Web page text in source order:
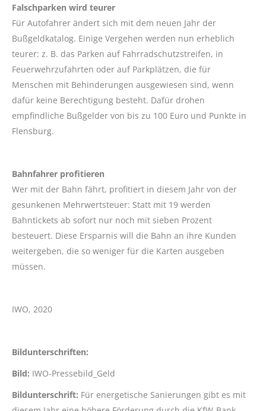
Falschparken wird teurer
Für Autofahrer ändert sich mit dem neuen Jahr der
Bußgeldkatalog. Einige Vergehen werden nun erheblich
teurer: z. B. das Parken auf Fahrradschutzstreifen, in
Feuerwehrzufahrten oder auf Parkplätzen, die für
Menschen mit Behinderungen ausgewiesen sind, wenn
dafür keine Berechtigung besteht. Dafür drohen
empfindliche Bußgelder von bis zu 100 Euro und Punkte in
Flensburg.
Bahnfahrer profitieren
Wer mit der Bahn fährt, profitiert in diesem Jahr von der
gesunkenen Mehrwertsteuer: Statt mit 19 werden
Bahntickets ab sofort nur noch mit sieben Prozent
besteuert. Diese Ersparnis will die Bahn an ihre Kunden
weitergeben, die so weniger für die Karten ausgeben
müssen.
IWO, 2020
Bildunterschriften:
Bild: IWO-Pressebild_Geld
Bildunterschrift: Für energetische Sanierungen gibt es mit